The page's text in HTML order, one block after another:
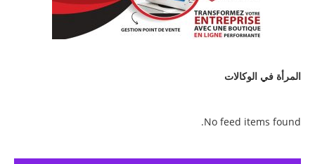
المرأة في الوكالات
No feed items found.